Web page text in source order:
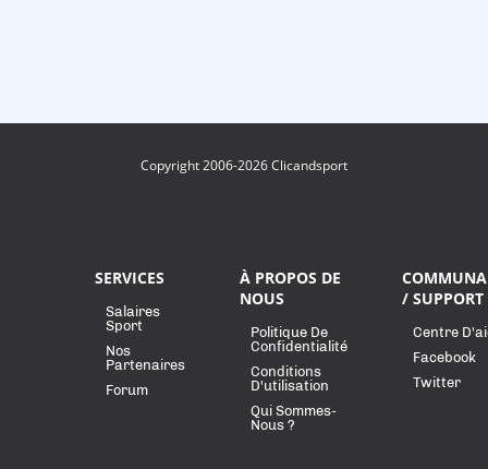
Copyright 2006-2026 Clicandsport
SERVICES
Salaires
Sport
Nos
Partenaires
Forum
À PROPOS DE
NOUS
Politique De
Confidentialité
Conditions
D'utilisation
Qui Sommes-
Nous ?
/ SUPPORT
Centre
Facebook
Twitter